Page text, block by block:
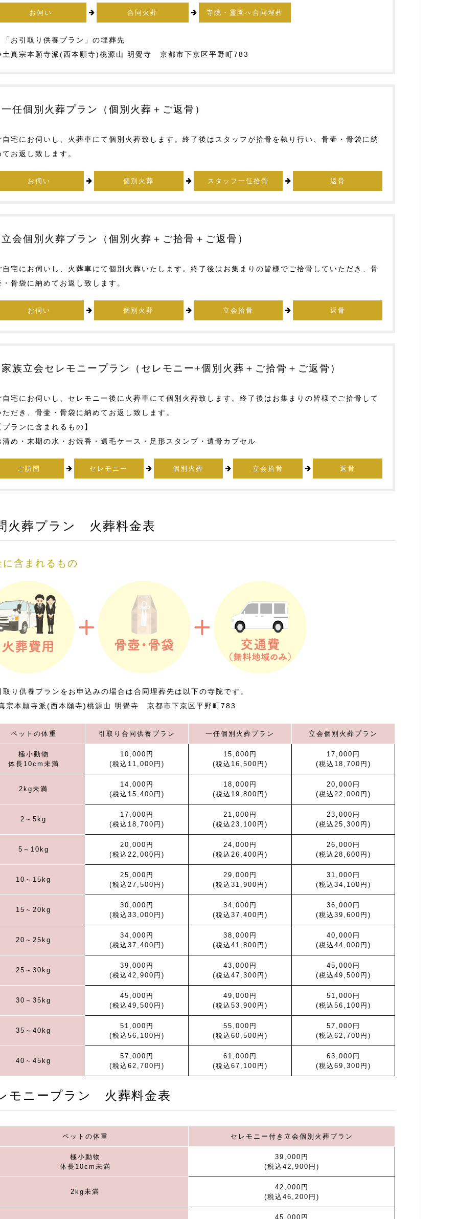
お伺い 合同火葬 寺院・霊園へ合同埋葬
お引取り供養プラン」の埋葬先
土真宗本願寺派(西本願寺)桃源山 明覺寺 京都市下京区平野町783
一任個別火葬プラン（個別火葬＋ご返骨）
自宅にお伺いし、火葬車にて個別火葬致します。終了後はスタッフが拾骨を執り行い、骨壷・骨袋に納
てお返し致します。
お伺い 個別火葬 スタッフ一任拾骨 返骨
立会個別火葬プラン（個別火葬＋ご拾骨＋ご返骨）
自宅にお伺いし、火葬車にて個別火葬いたします。終了後はお集まりの皆様でご拾骨していただき、骨
・骨袋に納めてお返し致します。
お伺い 個別火葬 立会拾骨 返骨
家族立会セレモニープラン（セレモニー+個別火葬＋ご拾骨＋ご返骨）
自宅にお伺いし、セレモニー後に火葬車にて個別火葬致します。終了後はお集まりの皆様でご拾骨して
ただき、骨壷・骨袋に納めてお返し致します。
プランに含まれるもの】
清め・末期の水・お焼香・遺毛ケース・足形スタンプ・遺骨カプセル
ご訪問 セレモニー 個別火葬 立会拾骨 返骨
火葬プラン 火葬料金表
に含まれるもの
取り供養プランをお申込みの場合は合同埋葬先は以下の寺院です。
宗本願寺派(西本願寺)桃源山 明覺寺 京都市下京区平野町783
ペットの体重 引取り合同供養プラン 一任個別火葬プラン 立会個別火葬プラン
極小動物
体長10cm未満
10,000円
(税込11,000円)
15,000円
(税込16,500円)
17,000円
(税込18,700円)
2kg未満
14,000円
(税込15,400円)
18,000円
(税込19,800円)
20,000円
(税込22,000円)
2～5kg
17,000円
(税込18,700円)
21,000円
(税込23,100円)
23,000円
(税込25,300円)
5～10kg
20,000円
(税込22,000円)
24,000円
(税込26,400円)
26,000円
(税込28,600円)
10～15kg
25,000円
(税込27,500円)
29,000円
(税込31,900円)
31,000円
(税込34,100円)
15～20kg
30,000円
(税込33,000円)
34,000円
(税込37,400円)
36,000円
(税込39,600円)
20～25kg
34,000円
(税込37,400円)
38,000円
(税込41,800円)
40,000円
(税込44,000円)
25～30kg
39,000円
(税込42,900円)
43,000円
(税込47,300円)
45,000円
(税込49,500円)
30～35kg
45,000円
(税込49,500円)
49,000円
(税込53,900円)
51,000円
(税込56,100円)
35～40kg
51,000円
(税込56,100円)
55,000円
(税込60,500円)
57,000円
(税込62,700円)
40～45kg
57,000円
(税込62,700円)
61,000円
(税込67,100円)
63,000円
(税込69,300円)
モニープラン 火葬料金表
ペットの体重 セレモニー付き立会個別火葬プラン
極小動物
体長10cm未満
39,000円
(税込42,900円)
2kg未満
42,000円
(税込46,200円)
45,000円